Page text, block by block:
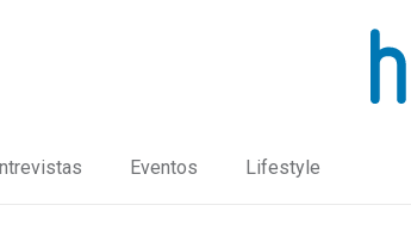
Eventos Lifestyle